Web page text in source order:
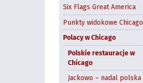
Six Flags Great America
Punkty widokowe Chicago
Polacy w Chicago
Polskie restauracje w
Chicago
Jackowo – nadal polska